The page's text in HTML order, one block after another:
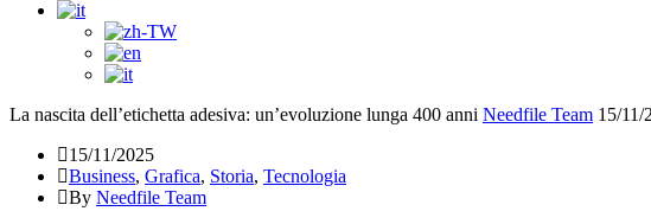
La nascita dell’etichetta adesiva: un’evoluzione lunga 400 anni Needfile Team 15/11/
15/11/2025
Business, Grafica, Storia, Tecnologia
By Needfile Team